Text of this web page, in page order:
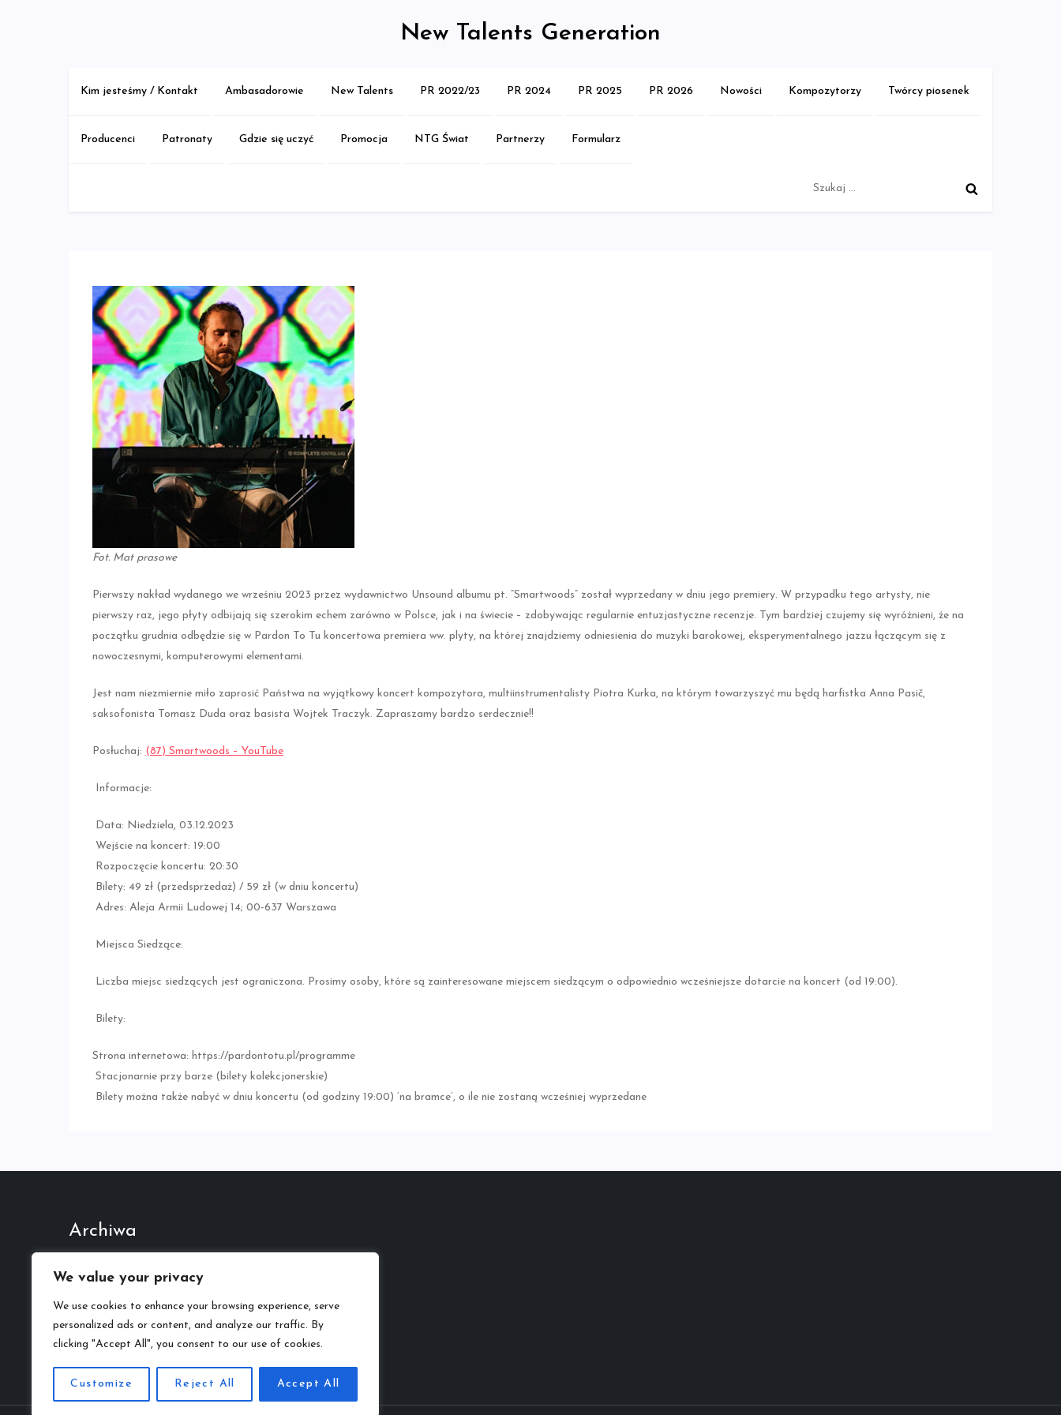
We value your privacy
We use cookies to enhance your browsing experience, serve
personalized ads or content, and analyze our traffic. By
clicking "Accept All", you consent to our use of cookies.
Customize Reject All Accept All
New Talents Generation
Kim jesteśmy / Kontakt Ambasadorowie New Talents PR 2022/23 PR 2024 PR 2025 PR 2026 Nowości Kompozytorzy Twórcy piosenek
Producenci Patronaty Gdzie się uczyć Promocja NTG Świat Partnerzy Formularz
Fot. Mat prasowe
Pierwszy nakład wydanego we wrześniu 2023 przez wydawnictwo Unsound albumu pt. “Smartwoods” został wyprzedany w dniu jego premiery. W przypadku tego artysty, nie
pierwszy raz, jego płyty odbijają się szerokim echem zarówno w Polsce, jak i na świecie – zdobywając regularnie entuzjastyczne recenzje. Tym bardziej czujemy się wyróżnieni, że na
początku grudnia odbędzie się w Pardon To Tu koncertowa premiera ww. plyty, na której znajdziemy odniesienia do muzyki barokowej, eksperymentalnego jazzu łączącym się z
nowoczesnymi, komputerowymi elementami.
Jest nam niezmiernie miło zaprosić Państwa na wyjątkowy koncert kompozytora, multiinstrumentalisty Piotra Kurka, na którym towarzyszyć mu będą harfistka Anna Pasič,
saksofonista Tomasz Duda oraz basista Wojtek Traczyk. Zapraszamy bardzo serdecznie!!
Posłuchaj: (87) Smartwoods – YouTube
Informacje:
Data: Niedziela, 03.12.2023
Wejście na koncert: 19:00
Rozpoczęcie koncertu: 20:30
Bilety: 49 zł (przedsprzedaż) / 59 zł (w dniu koncertu)
Adres: Aleja Armii Ludowej 14; 00-637 Warszawa
Miejsca Siedzące:
Liczba miejsc siedzących jest ograniczona. Prosimy osoby, które są zainteresowane miejscem siedzącym o odpowiednio wcześniejsze dotarcie na koncert (od 19:00).
Bilety:
Strona internetowa: https://pardontotu.pl/programme
Stacjonarnie przy barze (bilety kolekcjonerskie)
Bilety można także nabyć w dniu koncertu (od godziny 19:00) ‘na bramce’, o ile nie zostaną wcześniej wyprzedane
Archiwa
Kategorie
Kariera Muzyczna